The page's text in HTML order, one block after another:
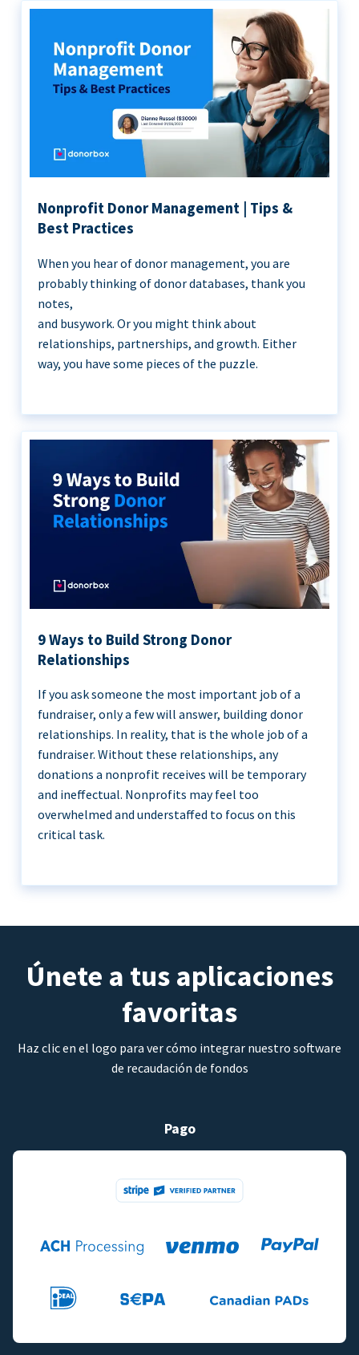
Nonprofit Donor Management | Tips &
Best Practices
When you hear of donor management, you are
probably thinking of donor databases, thank you
notes,
and busywork. Or you might think about
relationships, partnerships, and growth. Either
way, you have some pieces of the puzzle.
9 Ways to Build Strong Donor
Relationships
If you ask someone the most important job of a
fundraiser, only a few will answer, building donor
relationships. In reality, that is the whole job of a
fundraiser. Without these relationships, any
donations a nonprofit receives will be temporary
and ineffectual. Nonprofits may feel too
overwhelmed and understaffed to focus on this
critical task.
Únete a tus aplicaciones
favoritas
Haz clic en el logo para ver cómo integrar nuestro software
de recaudación de fondos
Pago